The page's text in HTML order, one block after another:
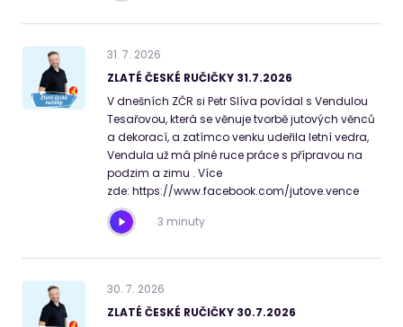
31. 7. 2026
ZLATÉ ČESKÉ RUČIČKY 31.7.2026
V dnešních ZČR si Petr Slíva povídal s Vendulou
Tesařovou, která se věnuje tvorbě jutových věnců
a dekorací, a zatímco venku udeřila letní vedra,
Vendula už má plné ruce práce s přípravou na
podzim a zimu . Více
zde: https://www.facebook.com/jutove.vence
3 minuty
30. 7. 2026
ZLATÉ ČESKÉ RUČIČKY 30.7.2026